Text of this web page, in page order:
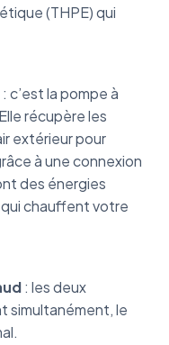
(THPE) qui
: c’est la pompe à
récupère les
extérieur pour
à une connexion
des énergies
chauffent votre
: les deux
simultanément, le